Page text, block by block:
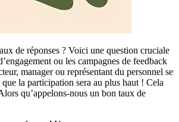
de réponses ? Voici une question cruciale
ou les campagnes de feedback
manager ou représentant du personnel se
que la participation sera au plus haut ! Cela
qu’appelons-nous un bon taux de